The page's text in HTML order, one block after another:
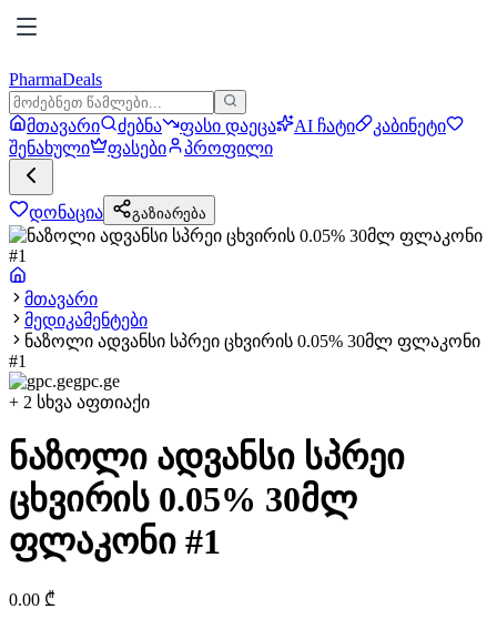
PharmaDeals
მთავარი ძებნა ფასი დაეცა AI ჩატი
კაბინეტი
შენახული
ფასები პროფილი
დონაცია გაზიარება
მთავარი
მედიკამენტები
ნაზოლი ადვანსი სპრეი ცხვირის 0.05% 30მლ ფლაკონი
#1
gpc.ge
+ 2 სხვა აფთიაქი
ნაზოლი ადვანსი სპრეი
ცხვირის 0.05% 30მლ
ფლაკონი #1
0.00 ₾